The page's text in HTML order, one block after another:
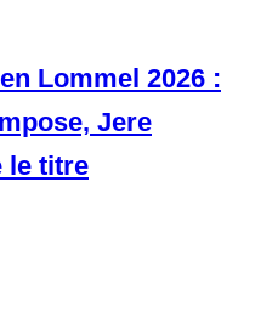
Lommel 2026 :
Jere
le titre